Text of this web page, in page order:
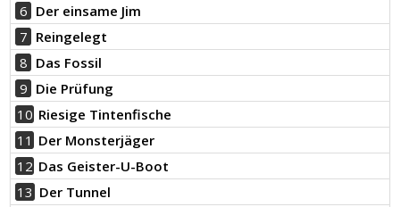
6 Der einsame Jim
7 Reingelegt
8 Das Fossil
9 Die Prüfung
10 Riesige Tintenfische
11 Der Monsterjäger
12 Das Geister-U-Boot
13 Der Tunnel